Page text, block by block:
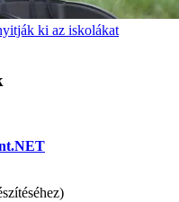
ki az iskolákat